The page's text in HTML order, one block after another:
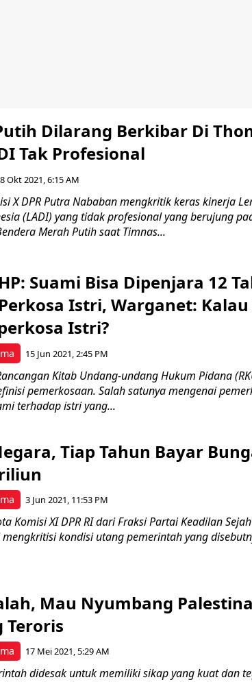
Dilarang Berkibar Di
Tak Profesional
Okt 2021, 6:15 AM
X DPR Putra Nababan mengkritik keras kinerja
(LADI) yang tidak profesional yang berujung
Merah Putih saat Timnas...
Suami Bisa Dipenjara 12
Istri, Warganet: Kalau
Istri?
15 Jun 2021, 2:45 PM
Kitab Undang-undang Hukum Pidana
pemerkosaan. Salah satunya mengenai
terhadap istri yang...
Tiap Tahun Bayar
3 Jun 2021, 11:53 PM
Komisi XI DPR RI dari Fraksi Partai Keadilan
kondisi utang pemerintah yang
Mau Nyumbang
Teroris
17 Mei 2021, 5:29 AM
didesak untuk memiliki sikap yang kuat dan